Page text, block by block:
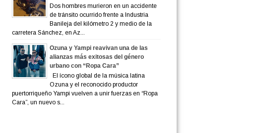
Dos hombres murieron en un accidente
de tránsito ocurrido frente a Industria
Banileja del kilómetro 2 y medio de la
carretera Sánchez, en Az...
Ozuna y Yampi reavivan una de las
alianzas más exitosas del género
urbano con “Ropa Cara”
El ícono global de la música latina
Ozuna y el reconocido productor
puertorriqueño Yampi vuelven a unir fuerzas en “Ropa
Cara”, un nuevo s...